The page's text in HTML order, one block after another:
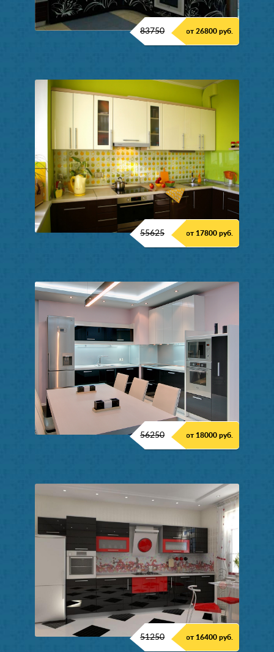
83750 от 26800 руб.
55625 от 17800 руб.
56250 от 18000 руб.
51250 от 16400 руб.